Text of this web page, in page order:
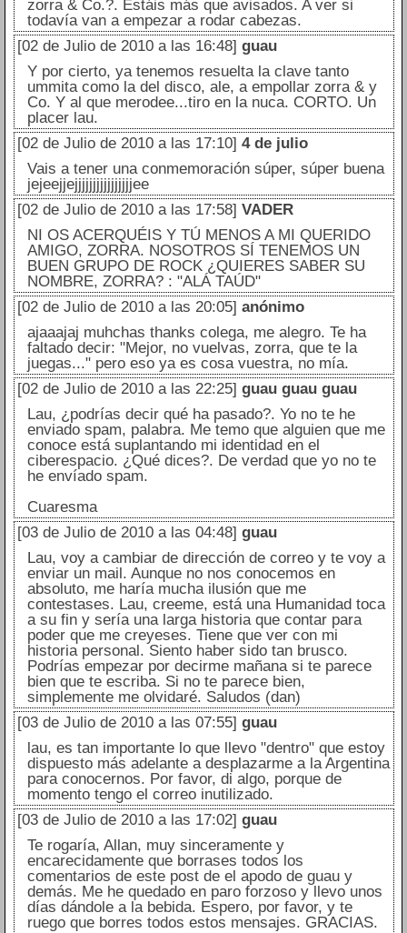
zorra & Co.?. Estáis más que avisados. A ver si
todavía van a empezar a rodar cabezas.
[02 de Julio de 2010 a las 16:48] guau
Y por cierto, ya tenemos resuelta la clave tanto
ummita como la del disco, ale, a empollar zorra & y
Co. Y al que merodee...tiro en la nuca. CORTO. Un
placer lau.
[02 de Julio de 2010 a las 17:10] 4 de julio
Vais a tener una conmemoración súper, súper buena
jejeejjejjjjjjjjjjjjjjjjee
[02 de Julio de 2010 a las 17:58] VADER
NI OS ACERQUÉIS Y TÚ MENOS A MI QUERIDO
AMIGO, ZORRA. NOSOTROS SÍ TENEMOS UN
BUEN GRUPO DE ROCK ¿QUIERES SABER SU
NOMBRE, ZORRA? : "ALÁ TAÚD"
[02 de Julio de 2010 a las 20:05] anónimo
ajaaajaj muhchas thanks colega, me alegro. Te ha
faltado decir: "Mejor, no vuelvas, zorra, que te la
juegas..." pero eso ya es cosa vuestra, no mía.
[02 de Julio de 2010 a las 22:25] guau guau guau
Lau, ¿podrías decir qué ha pasado?. Yo no te he
enviado spam, palabra. Me temo que alguien que me
conoce está suplantando mi identidad en el
ciberespacio. ¿Qué dices?. De verdad que yo no te
he envíado spam.
Cuaresma
[03 de Julio de 2010 a las 04:48] guau
Lau, voy a cambiar de dirección de correo y te voy a
enviar un mail. Aunque no nos conocemos en
absoluto, me haría mucha ilusión que me
contestases. Lau, creeme, está una Humanidad toca
a su fin y sería una larga historia que contar para
poder que me creyeses. Tiene que ver con mi
historia personal. Siento haber sido tan brusco.
Podrías empezar por decirme mañana si te parece
bien que te escriba. Si no te parece bien,
simplemente me olvidaré. Saludos (dan)
[03 de Julio de 2010 a las 07:55] guau
lau, es tan importante lo que llevo "dentro" que estoy
dispuesto más adelante a desplazarme a la Argentina
para conocernos. Por favor, di algo, porque de
momento tengo el correo inutilizado.
[03 de Julio de 2010 a las 17:02] guau
Te rogaría, Allan, muy sinceramente y
encarecidamente que borrases todos los
comentarios de este post de el apodo de guau y
demás. Me he quedado en paro forzoso y llevo unos
días dándole a la bebida. Espero, por favor, y te
ruego que borres todos estos mensajes. GRACIAS.